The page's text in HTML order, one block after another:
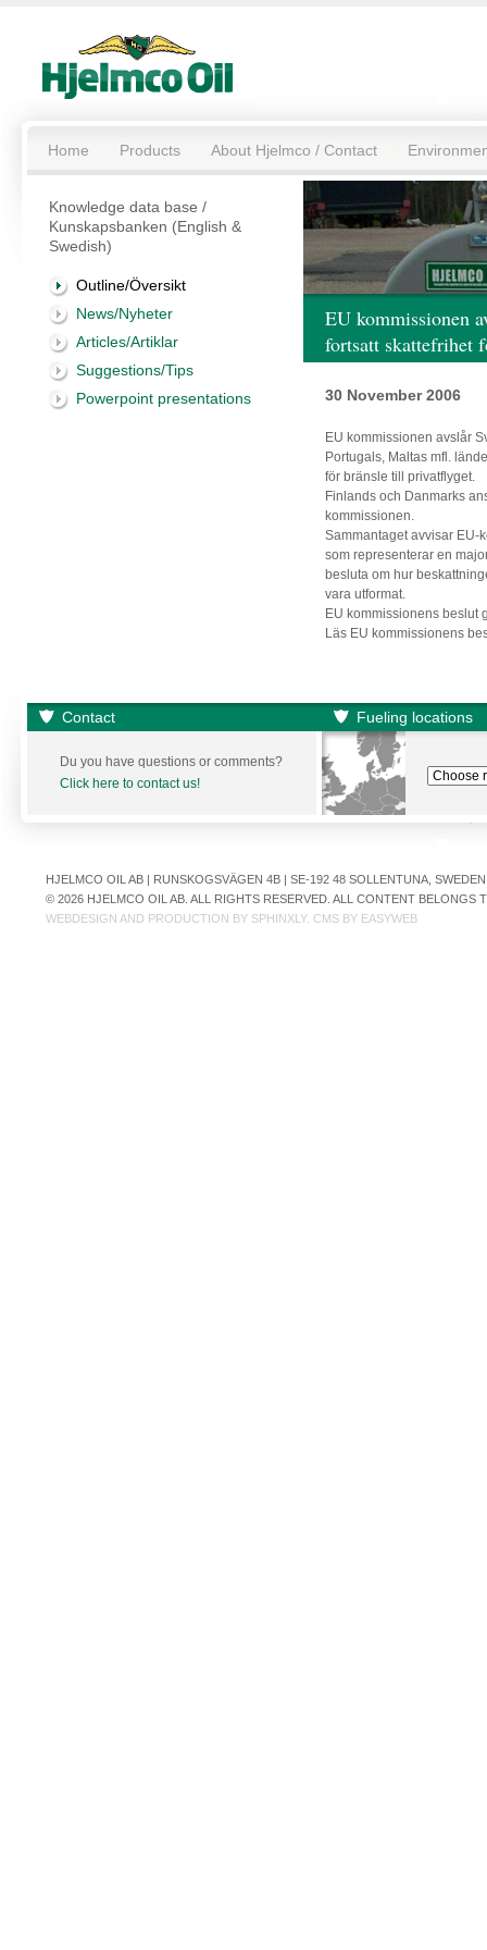
Home Products About Hjelmco / Contact
Knowledge data base /
Kunskapsbanken (English &
Swedish)
Outline/Översikt
News/Nyheter
Articles/Artiklar
Suggestions/Tips
Powerpoint presentations
EU kommissionen
fortsatt skattefrihet
30 November 2006
EU kommissionen avslår
Portugals, Maltas mfl.
för bränsle till privatflyget.
Finlands och Danmarks
kommissionen.
Sammantaget avvisar EU-
som representerar en
besluta om hur
vara utformat.
EU kommissionens beslut
Läs EU kommissionens
Contact Fueling locations
Du you have questions or comments?
Click here to contact us!
HJELMCO OIL AB | RUNSKOGSVÄGEN 4B | SE-192 48 SOLLENTUNA,
© 2026 HJELMCO OIL AB. ALL RIGHTS RESERVED. ALL CONTENT
WEBDESIGN AND PRODUCTION BY SPHINXLY. CMS BY EASYWEB